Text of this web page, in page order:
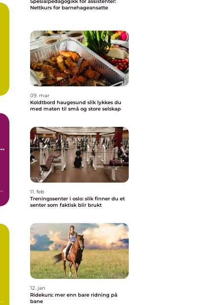
Nettkurs for barnehageansatte
09. mar
Koldtbord haugesund slik lykkes du
med maten til små og store selskap
11. feb
Treningssenter i oslo: slik finner du et
senter som faktisk blir brukt
12. jan
Ridekurs: mer enn bare ridning på
bane